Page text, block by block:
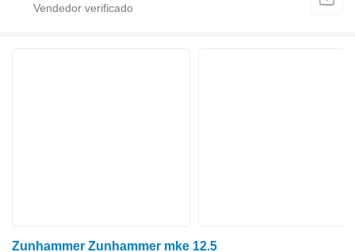
Zunhammer Zunhammer mke 12.5